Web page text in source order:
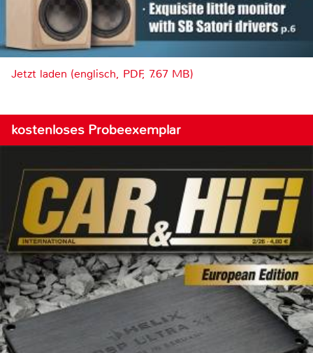
Jetzt laden (englisch, PDF, 7.67 MB)
kostenloses Probeexemplar